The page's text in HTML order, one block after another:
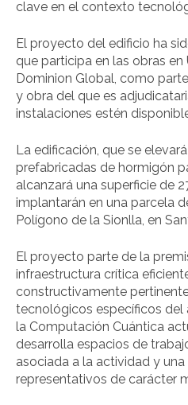
clave en el contexto
El proyecto del edificio ha
que participa en las obras
Dominion Global, como
y obra del que es
instalaciones estén
La edificación, que se
prefabricadas de hormigón
alcanzará una superficie de
implantarán en una parcela
Polígono de la Sionlla, en
El proyecto parte de la
infraestructura crítica
constructivamente
tecnológicos específicos
la Computación Cuántica
desarrolla espacios de
asociada a la actividad y
representativos de carácter